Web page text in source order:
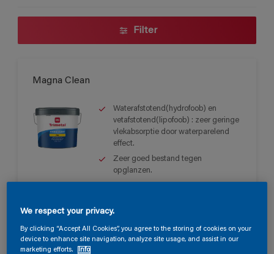
Filter
Magna Clean
Waterafstotend(hydrofoob) en
vetafstotend(lipofoob) : zeer geringe
vlekabsorptie door waterparelend
effect.
Zeer goed bestand tegen
opglanzen.
voor wat betreft de natte slijtvastheid
Alleen verkrijgbaar in de winkel
We respect your privacy.
By clicking “Accept All Cookies”, you agree to the storing of cookies on your
device to enhance site navigation, analyze site usage, and assist in our
marketing efforts.
Info